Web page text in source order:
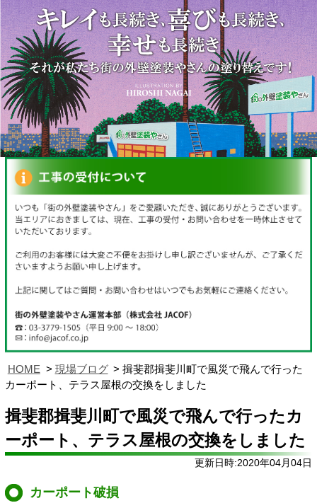
HOME 現場ブログ
揖斐郡揖斐川町で風災で飛んで行った
カーポート、テラス屋根の交換をしました
揖斐郡揖斐川町で風災で飛んで行ったカ
ーポート、テラス屋根の交換をしました
更新日時:2020年04月04日
カーポート破損